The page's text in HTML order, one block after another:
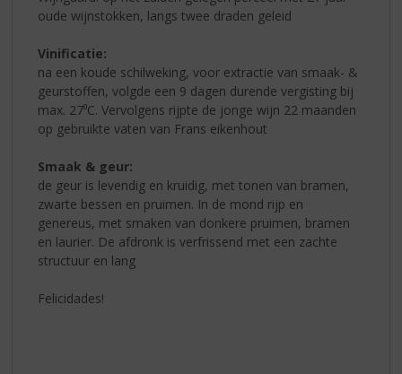
oude wijnstokken, langs twee draden geleid
Vinificatie:
na een koude schilweking, voor extractie van smaak- &
geurstoffen, volgde een 9 dagen durende vergisting bij
max. 27⁰C. Vervolgens rijpte de jonge wijn 22 maanden
op gebruikte vaten van Frans eikenhout
Smaak & geur:
de geur is levendig en kruidig, met tonen van bramen,
zwarte bessen en pruimen. In de mond rijp en
genereus, met smaken van donkere pruimen, bramen
en laurier. De afdronk is verfrissend met een zachte
structuur en lang
Felicidades!